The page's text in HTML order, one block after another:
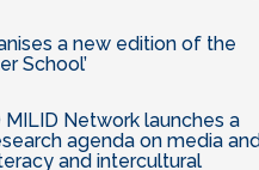
a new edition of the
School’
MILID Network launches a
agenda on media
and intercultural